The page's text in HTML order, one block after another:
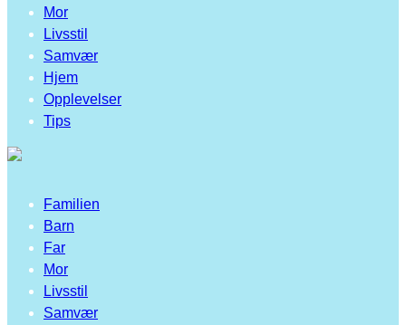
Mor
Livsstil
Samvær
Hjem
Opplevelser
Tips
Familien
Barn
Far
Mor
Livsstil
Samvær